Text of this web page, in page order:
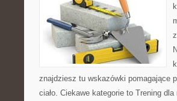
znajdziesz tu wskazówki pomagające
ciało. Ciekawe kategorie to Trening